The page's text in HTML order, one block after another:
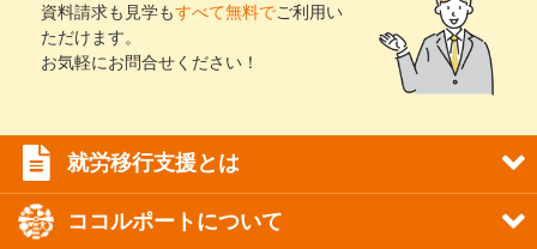
資料請求も見学もすべて無料でご利用い
ただけます。
お気軽にお問合せください！
就労移行支援とは
ココルポートについて